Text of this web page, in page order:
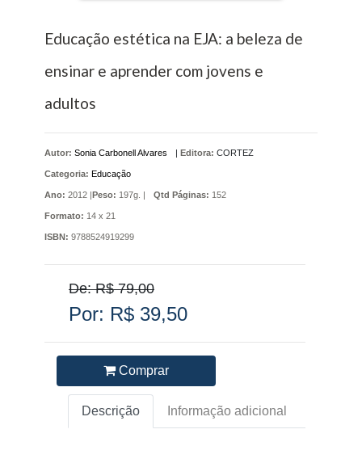
Educação estética na EJA: a beleza de
ensinar e aprender com jovens e
adultos
Autor: Sonia Carbonell Alvares | Editora: CORTEZ
Categoria: Educação
Ano: 2012 |Peso: 197g. | Qtd Páginas: 152
Formato: 14 x 21
ISBN: 9788524919299
De: R$ 79,00
Por: R$ 39,50
Comprar
Descrição Informação adicional